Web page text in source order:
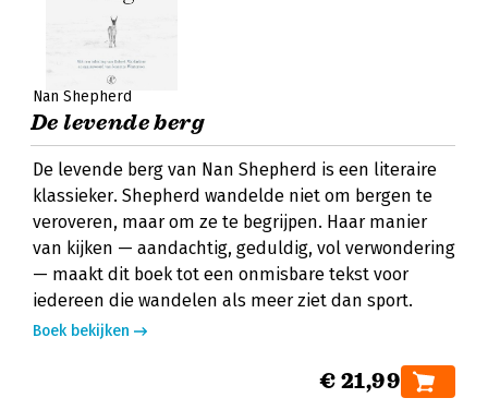
Nan Shepherd
De levende berg
De levende berg van Nan Shepherd is een literaire
klassieker. Shepherd wandelde niet om bergen te
veroveren, maar om ze te begrijpen. Haar manier
van kijken — aandachtig, geduldig, vol verwondering
— maakt dit boek tot een onmisbare tekst voor
iedereen die wandelen als meer ziet dan sport.
Boek bekijken
€ 21,99